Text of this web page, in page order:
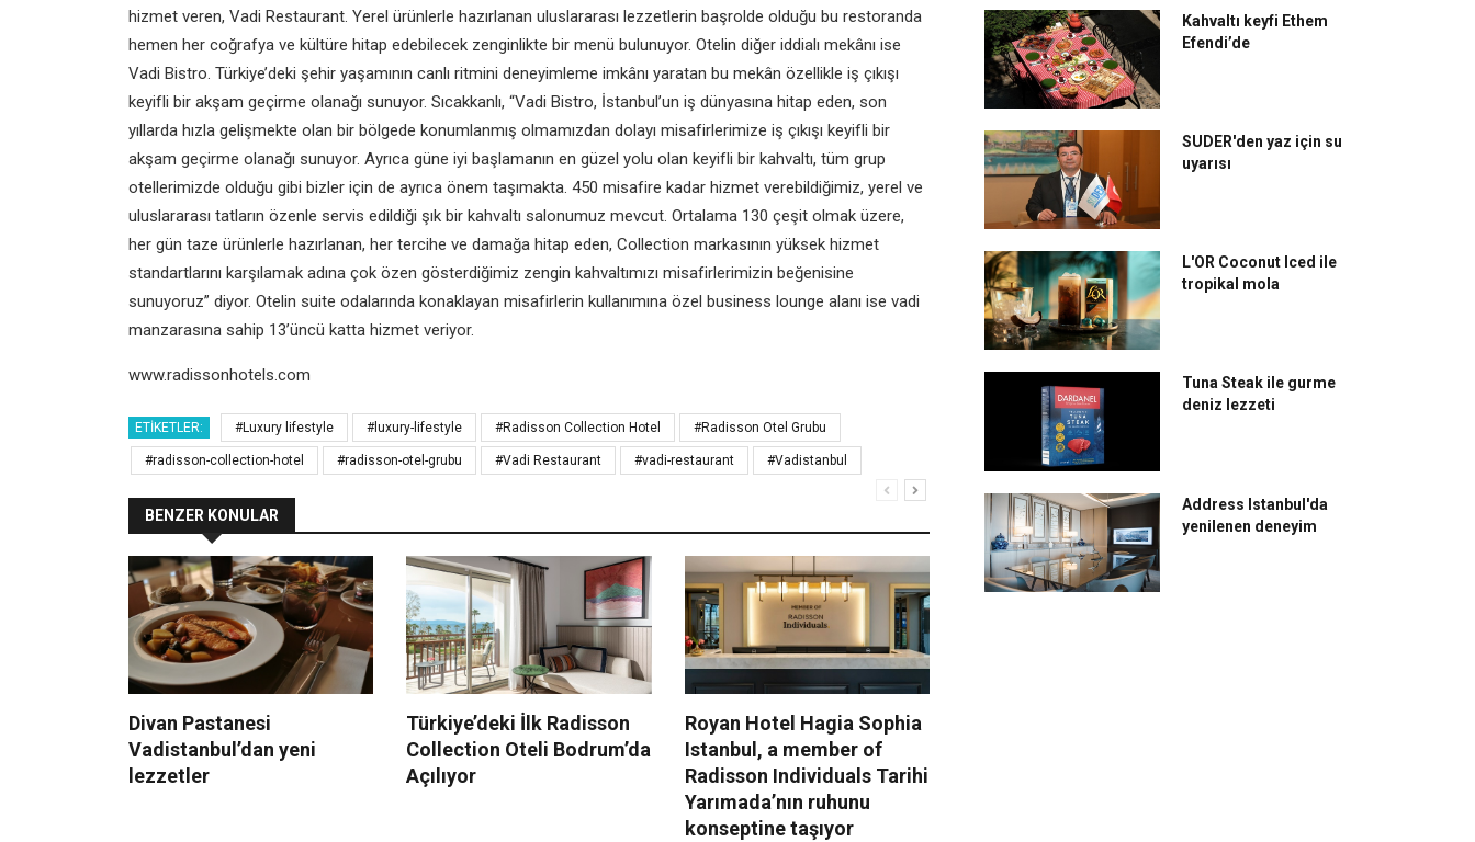
hizmet veren, Vadi Restaurant. Yerel ürünlerle hazırlanan uluslararası lezzetlerin başrolde olduğu bu restoranda
hemen her coğrafya ve kültüre hitap edebilecek zenginlikte bir menü bulunuyor. Otelin diğer iddialı mekânı ise
Vadi Bistro. Türkiye’deki şehir yaşamının canlı ritmini deneyimleme imkânı yaratan bu mekân özellikle iş çıkışı
keyifli bir akşam geçirme olanağı sunuyor. Sıcakkanlı, “Vadi Bistro, İstanbul’un iş dünyasına hitap eden, son
yıllarda hızla gelişmekte olan bir bölgede konumlanmış olmamızdan dolayı misafirlerimize iş çıkışı keyifli bir
akşam geçirme olanağı sunuyor. Ayrıca güne iyi başlamanın en güzel yolu olan keyifli bir kahvaltı, tüm grup
otellerimizde olduğu gibi bizler için de ayrıca önem taşımakta. 450 misafire kadar hizmet verebildiğimiz, yerel ve
uluslararası tatların özenle servis edildiği şık bir kahvaltı salonumuz mevcut. Ortalama 130 çeşit olmak üzere,
her gün taze ürünlerle hazırlanan, her tercihe ve damağa hitap eden, Collection markasının yüksek hizmet
standartlarını karşılamak adına çok özen gösterdiğimiz zengin kahvaltımızı misafirlerimizin beğenisine
sunuyoruz” diyor. Otelin suite odalarında konaklayan misafirlerin kullanımına özel business lounge alanı ise vadi
manzarasına sahip 13’üncü katta hizmet veriyor.
www.radissonhotels.com
ETIKETLER: #Luxury lifestyle #luxury-lifestyle #Radisson Collection Hotel #Radisson Otel Grubu
#radisson-collection-hotel #radisson-otel-grubu #Vadi Restaurant #vadi-restaurant #Vadistanbul
BENZER KONULAR
Divan Pastanesi
Vadistanbul’dan yeni
lezzetler
Türkiye’deki İlk Radisson
Collection Oteli Bodrum’da
Açılıyor
Royan Hotel Hagia Sophia
Istanbul, a member of
Radisson Individuals Tarihi
Yarımada’nın ruhunu
konseptine taşıyor
Kahvaltı keyfi Ethem
Efendi’de
SUDER'den yaz için su
uyarısı
L'OR Coconut Iced ile
tropikal mola
Tuna Steak ile gurme
deniz lezzeti
Address Istanbul'da
yenilenen deneyim